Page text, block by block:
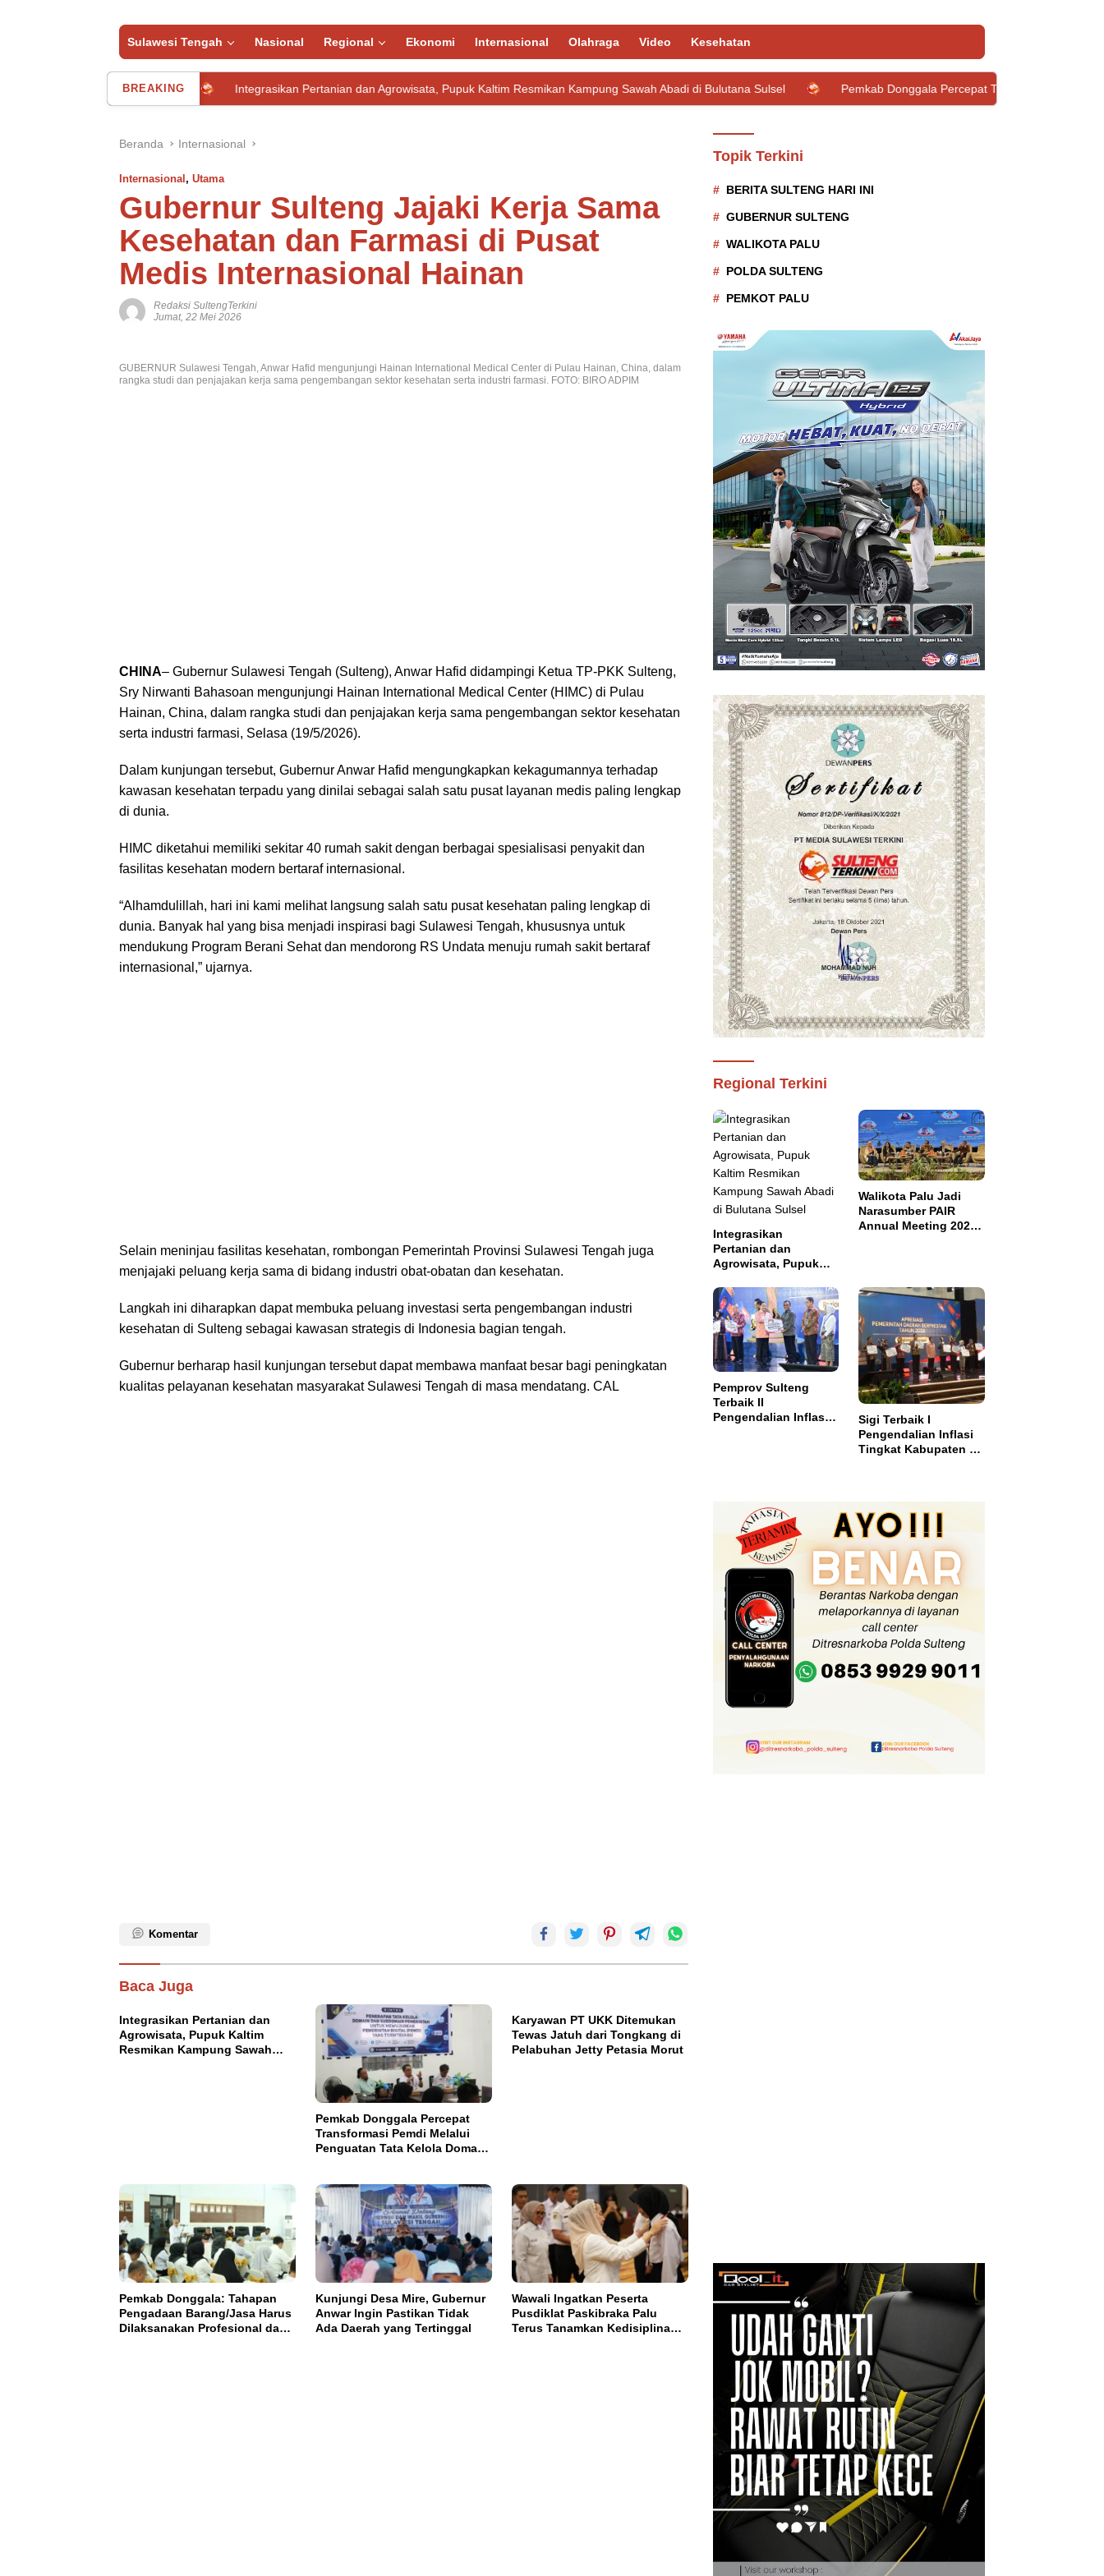
Sulawesi Tengah Nasional Regional Ekonomi Internasional Olahraga Video Kesehatan
BREAKING
Integrasikan Pertanian dan Agrowisata, Pupuk Kaltim Resmikan Kampung Sawah Abadi di Bulutana Sulsel Pemkab Donggala Percepat Transformasi Pemdi Melalui Penguatan
Beranda Internasional
Internasional , Utama
Gubernur Sulteng Jajaki Kerja Sama
Kesehatan dan Farmasi di Pusat
Medis Internasional Hainan
Redaksi SultengTerkini
Jumat, 22 Mei 2026
GUBERNUR Sulawesi Tengah, Anwar Hafid mengunjungi Hainan International Medical Center di Pulau Hainan, China, dalam
rangka studi dan penjajakan kerja sama pengembangan sektor kesehatan serta industri farmasi. FOTO: BIRO ADPIM
CHINA– Gubernur Sulawesi Tengah (Sulteng), Anwar Hafid didampingi Ketua TP-PKK Sulteng,
Sry Nirwanti Bahasoan mengunjungi Hainan International Medical Center (HIMC) di Pulau
Hainan, China, dalam rangka studi dan penjajakan kerja sama pengembangan sektor kesehatan
serta industri farmasi, Selasa (19/5/2026).
Dalam kunjungan tersebut, Gubernur Anwar Hafid mengungkapkan kekagumannya terhadap
kawasan kesehatan terpadu yang dinilai sebagai salah satu pusat layanan medis paling lengkap
di dunia.
HIMC diketahui memiliki sekitar 40 rumah sakit dengan berbagai spesialisasi penyakit dan
fasilitas kesehatan modern bertaraf internasional.
“Alhamdulillah, hari ini kami melihat langsung salah satu pusat kesehatan paling lengkap di
dunia. Banyak hal yang bisa menjadi inspirasi bagi Sulawesi Tengah, khususnya untuk
mendukung Program Berani Sehat dan mendorong RS Undata menuju rumah sakit bertaraf
internasional,” ujarnya.
Selain meninjau fasilitas kesehatan, rombongan Pemerintah Provinsi Sulawesi Tengah juga
menjajaki peluang kerja sama di bidang industri obat-obatan dan kesehatan.
Langkah ini diharapkan dapat membuka peluang investasi serta pengembangan industri
kesehatan di Sulteng sebagai kawasan strategis di Indonesia bagian tengah.
Gubernur berharap hasil kunjungan tersebut dapat membawa manfaat besar bagi peningkatan
kualitas pelayanan kesehatan masyarakat Sulawesi Tengah di masa mendatang. CAL
Komentar
Baca Juga
Integrasikan Pertanian dan
Agrowisata, Pupuk Kaltim
Resmikan Kampung Sawah
Pemkab Donggala Percepat
Transformasi Pemdi Melalui
Penguatan Tata Kelola Domain
Karyawan PT UKK Ditemukan
Tewas Jatuh dari Tongkang di
Pelabuhan Jetty Petasia Morut
Pemkab Donggala: Tahapan
Pengadaan Barang/Jasa Harus
Dilaksanakan Profesional dan
Kunjungi Desa Mire, Gubernur
Anwar Ingin Pastikan Tidak
Ada Daerah yang Tertinggal
Wawali Ingatkan Peserta
Pusdiklat Paskibraka Palu
Terus Tanamkan Kedisiplinan
Topik Terkini
BERITA SULTENG HARI INI
GUBERNUR SULTENG
WALIKOTA PALU
POLDA SULTENG
PEMKOT PALU
Regional Terkini
Integrasikan
Pertanian dan
Agrowisata, Pupuk
Kampung Sawah
Abadi di Bulutana
Sulsel
Walikota Palu Jadi
Narasumber PAIR
Annual Meeting 2026
Pemprov Sulteng
Terbaik II
Pengendalian Inflasi,
Sigi Terbaik I
Pengendalian Inflasi
Tingkat Kabupaten se